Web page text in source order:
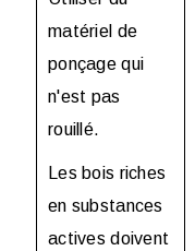
matériel de
ponçage qui
n'est pas
rouillé.
Les bois riches
en substances
actives doivent